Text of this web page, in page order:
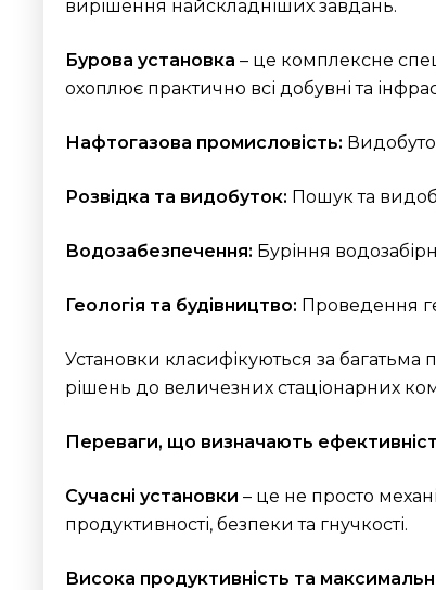
вирішення найскладніших завдань.
Бурова установка – це комплексне
охоплює практично всі добувні та
Нафтогазова промисловість:
Розвідка та видобуток: Пошук та
Водозабезпечення: Буріння
Геологія та будівництво: Проведення
Установки класифікуються за багатьма
рішень до величезних стаціонарних
Переваги, що визначають
Сучасні установки – це не просто
продуктивності, безпеки та гнучкості.
Висока продуктивність та